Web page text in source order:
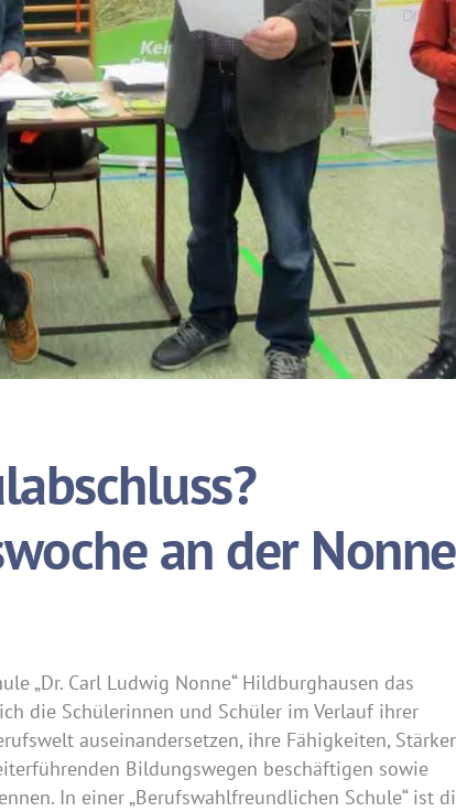
an der
„Dr. Carl Ludwig Nonne“ Hildburghausen das
die Schülerinnen und Schüler im Verlauf ihrer
auseinandersetzen, ihre Fähigkeiten,
Bildungswegen beschäftigen sowie
In einer „Berufswahlfreundlichen Schule“ ist